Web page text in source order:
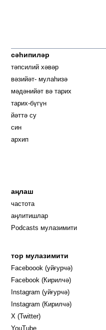
сәһипиләр
тәпсилий хәвәр
вәзийәт- мулаһизә
мәдәнийәт вә тарих
тарих-бүгүн
йәттә су
син
архип
аңлаш
частота
аңлитишлар
Podcasts мулазимити
тор мулазимити
Faceboook (уйғурчә) Opens in
Facebook (Кирилчә) Opens in
Instagram (уйғурчә) Opens in
Instagram (Кирилчә) Opens in
X (Twitter)
YouTube